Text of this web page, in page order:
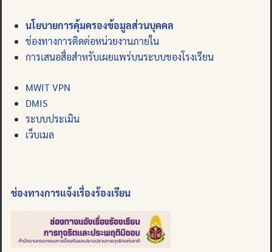
นโยบายการคุ้มครองข้อมูลส่วนบุคคล
ช่องทางการติดต่อหน่วยงานภายใน
การเสนอสื่อสำหรับเผยแพร่บนระบบของโรงเรียน
MWIT VPN
DMIS
ระบบประเมิน
เว็บเมล
ช่องทางการแจ้งเรื่องร้องเรียน